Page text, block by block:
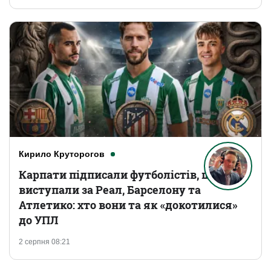
Кирило Круторогов
2 серпня 08:21
Карпати підписали футболістів, що
виступали за Реал, Барселону та
Атлетико: хто вони та як «докотилися»
до УПЛ